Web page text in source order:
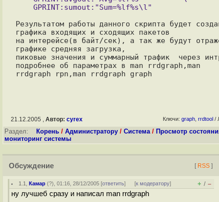
Результатом работы данного скрипта будет
графика входящих и сходящих пакетов
на интерейсе(в байт/сек), а так же будут
графике средняя загрузка,
пиковые значения и суммарный трафик  через
подробнее об параметрах в man rrdgraph,man
21.12.2005 , Автор: cyrex Ключи: graph rrdtool /
Раздел: Корень / Администратору / Система/ Просмотр
мониторинг системы
Обсуждение [ RSS ]
1.1 ,Камар (?), 01:16, 28/12/2005 [ответить] [к модератору] + / –
ну лучшеб сразу и написал man rrdgraph